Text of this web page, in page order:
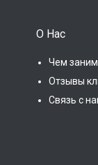
О Нас
Чем
Отзывы
Связь с